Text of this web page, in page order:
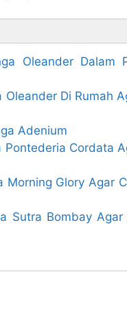
Oleander Dalam
Di Rumah
Adenium
Cordata
Glory Agar
Sutra Bombay